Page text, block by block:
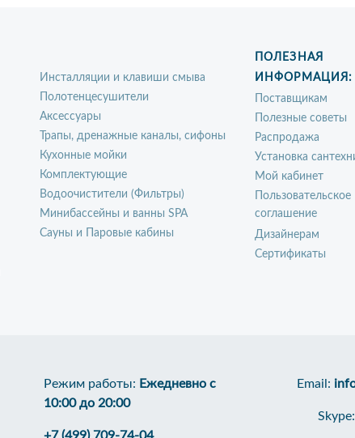
Инсталляции и клавиши смыва
Полотенцесушители
Аксессуары
Трапы, дренажные каналы, сифоны
Кухонные мойки
Комплектующие
Водоочистители (Фильтры)
Минибассейны и ванны SPA
Сауны и Паровые кабины
ПОЛЕЗНАЯ
ИНФОРМАЦИЯ:
Поставщикам
Полезные советы
Распродажа
Установка
Мой кабинет
Пользовательское
соглашение
Дизайнерам
Сертификаты
Режим работы: Ежедневно с
10:00 до 20:00
Email:
Skype: